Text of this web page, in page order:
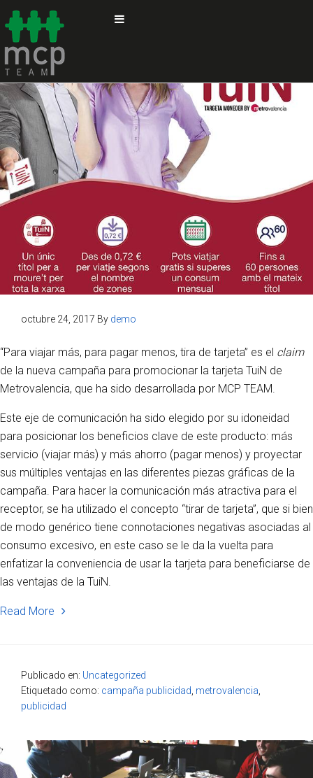
octubre 24, 2017 By demo
“Para viajar más, para pagar menos, tira de tarjeta” es el claim
de la nueva campaña para promocionar la tarjeta TuiN de
Metrovalencia, que ha sido desarrollada por MCP TEAM.
Este eje de comunicación ha sido elegido por su idoneidad
para posicionar los beneficios clave de este producto: más
servicio (viajar más) y más ahorro (pagar menos) y proyectar
sus múltiples ventajas en las diferentes piezas gráficas de la
campaña. Para hacer la comunicación más atractiva para el
receptor, se ha utilizado el concepto “tirar de tarjeta”, que si bien
de modo genérico tiene connotaciones negativas asociadas al
consumo excesivo, en este caso se le da la vuelta para
enfatizar la conveniencia de usar la tarjeta para beneficiarse de
las ventajas de la TuiN.
Read More
Publicado en: Uncategorized
Etiquetado como: campaña publicidad metrovalencia
publicidad